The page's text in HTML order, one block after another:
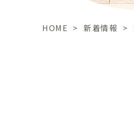
HOME > 新着情報 >